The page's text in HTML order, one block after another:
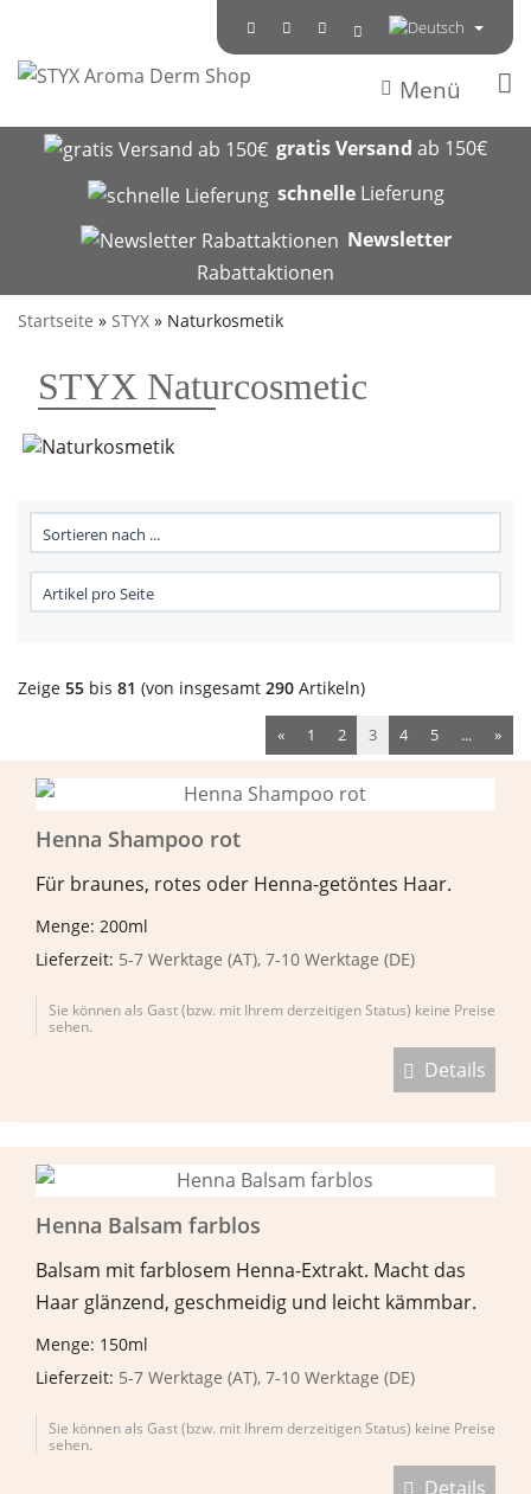
Menü
gratis Versand ab 150€
schnelleLieferung
Newsletter
Rabattaktionen
Startseite » STYX » Naturkosmetik
STYX Naturcosmetic
Zeige 55 bis 81 (von insgesamt 290 Artikeln)
« 1 2 3 4 5 ... »
Henna Shampoo rot
Für braunes, rotes oder Henna-getöntes Haar.
Menge: 200ml
Lieferzeit: 5-7 Werktage (AT), 7-10 Werktage (DE)
Sie können als Gast (bzw. mit Ihrem derzeitigen Status) keine Preise
sehen.
Details
Henna Balsam farblos
Balsam mit farblosem Henna-Extrakt. Macht das
Haar glänzend, geschmeidig und leicht kämmbar.
Menge: 150ml
Lieferzeit: 5-7 Werktage (AT), 7-10 Werktage (DE)
Sie können als Gast (bzw. mit Ihrem derzeitigen Status) keine Preise
sehen.
Details